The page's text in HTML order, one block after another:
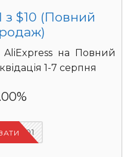
з $10 (Повний
на Повний
1-7 серпня
UASC01